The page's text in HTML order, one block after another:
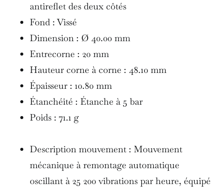
antireflet des deux côtés
Fond : Vissé
Dimension : Ø 40.00 mm
Entrecorne : 20 mm
Hauteur corne à corne : 48.10 mm
Épaisseur : 10.80 mm
Étanchéité : Étanche à 5 bar
Poids : 71.1 g
Description mouvement : Mouvement
mécanique à remontage automatique
oscillant à 25 200 vibrations par heure, équipé